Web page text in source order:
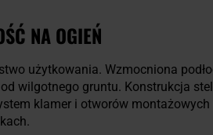
NA OGIEŃ
użytkowania. Wzmocniona
wilgotnego gruntu. Konstrukcja
klamer i otworów